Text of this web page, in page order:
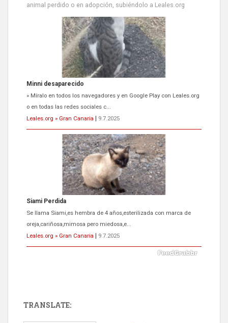
animal perdido o en adopción, subiéndolo a Leales.org
Siami Perdida
Se llama Siami,es hembra de 4 años,esterilizada con marca de
oreja,cariñosa,mimosa pero miedosa,e...
Leales.org » Gran Canaria
9.7.2025
ADOPCIÓN URGENTE GATA TEROR GRAN CANARIA
El ayuntamiento se va a llevar a Los Gatos callejeros de la zona los
próximos días, ella incluida...
Leales.org » Gran Canaria
9.7.2025
TRANSLATE: